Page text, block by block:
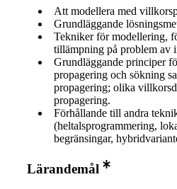
Att modellera med
Grundläggande
Tekniker för modellering,
tillämpning på problem av
Grundläggande principer
propagering och sökning
propagering; olika
propagering.
Förhållande till andra
(heltalsprogrammering,
begränsingar,
Lärandemål